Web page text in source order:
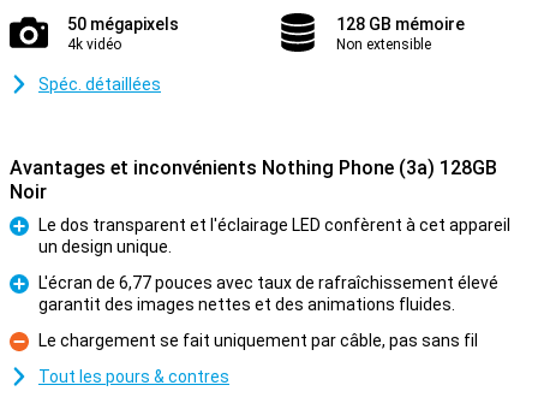
50 mégapixels
4k vidéo
128 GB mémoire
Non extensible
Spéc. détaillées
Avantages et inconvénients Nothing Phone (3a) 128GB
Noir
Pour
Le dos transparent et l'éclairage LED confèrent à cet appareil
un design unique.
Pour
L'écran de 6,77 pouces avec taux de rafraîchissement élevé
garantit des images nettes et des animations fluides.
Contre
Le chargement se fait uniquement par câble, pas sans fil
Tout les pours & contres